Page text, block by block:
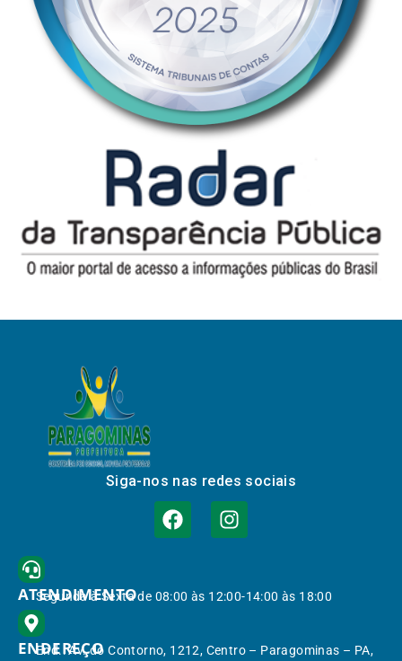
Siga-nos nas redes sociais
ATENDIMENTO
Segunda à Sexta de 08:00 às 12:00-14:00 às 18:00
ENDEREÇO
End.: Av. do Contorno, 1212, Centro – Paragominas – PA,